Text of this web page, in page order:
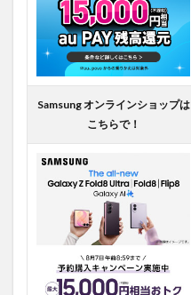
Samsung オンラインショップは
こちらで！